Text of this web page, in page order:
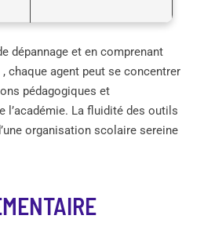
dépannage et en comprenant
chaque agent peut se concentrer
pédagogiques et
l’académie. La fluidité des outils
organisation scolaire sereine